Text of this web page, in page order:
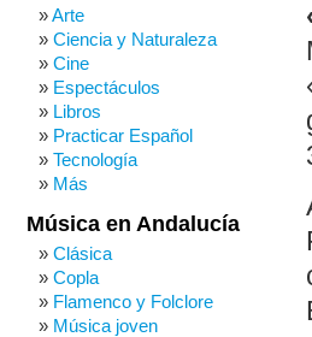
Arte
Ciencia y Naturaleza
Cine
Espectáculos
Libros
Practicar Español
Tecnología
Más
Música en Andalucía
Clásica
Copla
Flamenco y Folclore
Música joven